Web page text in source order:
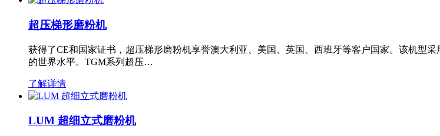
超压梯形磨粉机
获得了CE和国家证书，超压梯形磨粉机享誉澳大利亚、美国、英国、西班牙等客户国家。该机型
的世界水平。TGM系列超压…
了解详情
LUM 超细立式磨粉机